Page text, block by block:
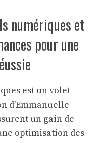
numériques et
pour une
est un volet
d’Emmanuelle
un gain de
optimisation des